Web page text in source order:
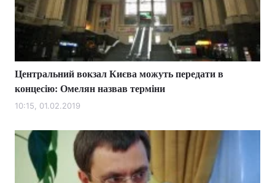
Центральний вокзал Києва можуть передати в
концесію: Омелян назвав терміни
10:15, 01.02.2019